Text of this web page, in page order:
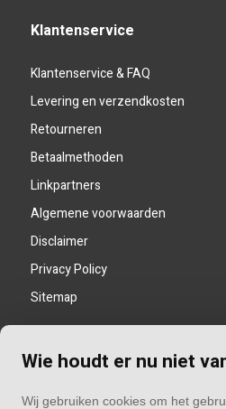
Klantenservice
Klantenservice & FAQ
Levering en verzendkosten
Retourneren
Betaalmethoden
Linkpartners
Algemene voorwaarden
Disclaimer
Privacy Policy
Sitemap
Wie houdt er nu niet
Wij gebruiken cookies om het